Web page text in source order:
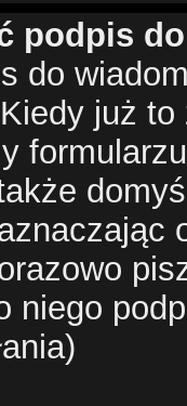
podpis
do
już
niego